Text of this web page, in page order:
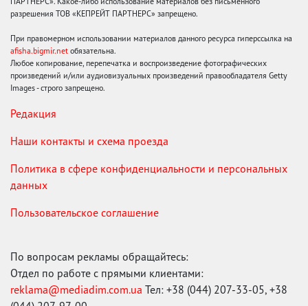
разрешения ТОВ «КЕПРЕЙТ ПАРТНЕРС» запрещено.
При правомерном использовании материалов данного ресурса гиперссылка на
afisha.bigmir.net обязательна.
Любое копирование, перепечатка и воспроизведение фотографических
произведений и/или аудиовизуальных произведений правообладателя Getty
Images - строго запрещено.
Редакция
Наши контакты и схема проезда
Политика в сфере конфиденциальности и персональных
данных
Пользовательское соглашение
По вопросам рекламы обращайтесь:
Отдел по работе с прямыми клиентами:
reklama@mediadim.com.ua Тел: +38 (044) 207-33-05, +38